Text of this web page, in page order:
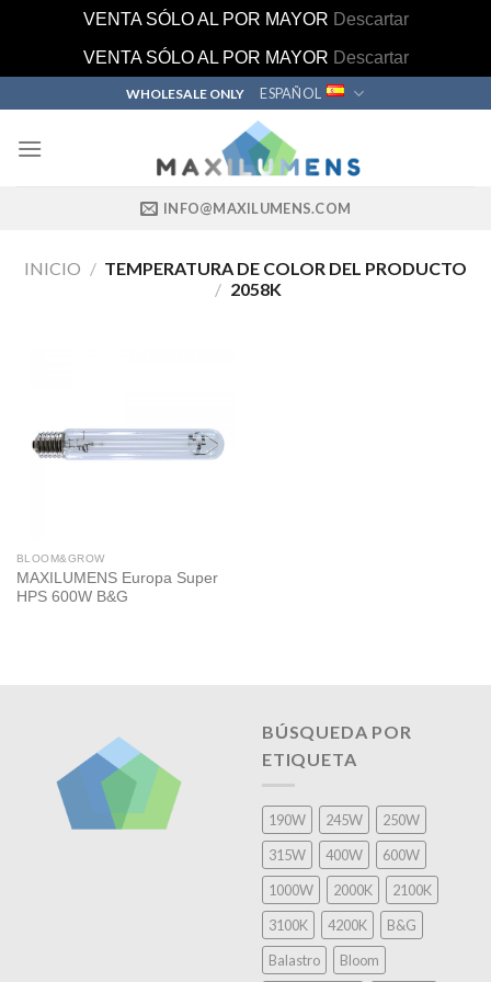
VENTA SÓLO AL POR MAYOR Descartar
VENTA SÓLO AL POR MAYOR Descartar
to
content
WHOLESALE ONLY ESPAÑOL
INFO@MAXILUMENS.COM
INICIO / TEMPERATURA DE COLOR DEL PRODUCTO
/ 2058K
BLOOM&GROW
MAXILUMENS Europa Super
HPS 600W B&G
BÚSQUEDA POR
ETIQUETA
190W 245W
250W
315W
400W
600W
1000W
2000K
2100K
3100K
4200K
B&G
Balastro
Bloom